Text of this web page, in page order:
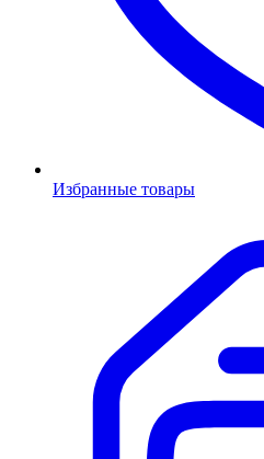
Избранные товары